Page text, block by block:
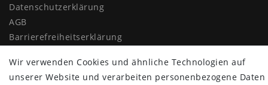
Daten­schutz­erklärung
AGB
Barrierefreiheitserklärung
Vertrag widerrufen
Wir verwenden Cookies und ähnliche Technologien auf
unserer Website und verarbeiten personenbezogene Daten